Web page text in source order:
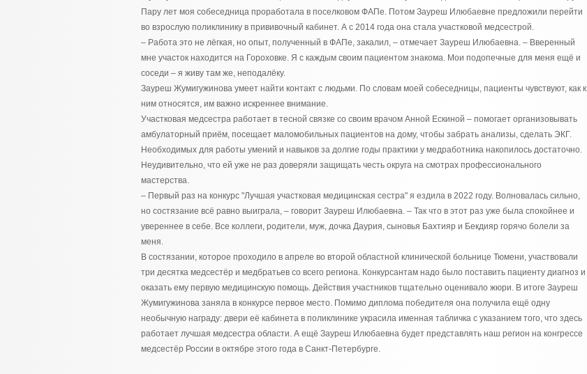
Пару лет моя собеседница проработала в поселковом ФАПе. Потом Зауреш Илюбаевне предложили перейти
во взрослую поликлинику в прививочный кабинет. А с 2014 года она стала участковой медсестрой.
– Работа это не лёгкая, но опыт, полученный в ФАПе, закалил, – отмечает Зауреш Илюбаевна. – Вверенный
мне участок находится на Гороховке. Я с каждым своим пациентом знакома. Мои подопечные для меня ещё и
соседи – я живу там же, неподалёку.
Зауреш Жумигужинова умеет найти контакт с людьми. По словам моей собеседницы, пациенты чувствуют, как к
ним относятся, им важно искреннее внимание.
Участковая медсестра работает в тесной связке со своим врачом Анной Ескиной – помогает организовывать
амбулаторный приём, посещает маломобильных пациентов на дому, чтобы забрать анализы, сделать ЭКГ.
Необходимых для работы умений и навыков за долгие годы практики у медработника накопилось достаточно.
Неудивительно, что ей уже не раз доверяли защищать честь округа на смотрах профессионального
мастерства.
– Первый раз на конкурс "Лучшая участковая медицинская сестра" я ездила в 2022 году. Волновалась сильно,
но состязание всё равно выиграла, – говорит Зауреш Илюбаевна. – Так что в этот раз уже была спокойнее и
увереннее в себе. Все коллеги, родители, муж, дочка Даурия, сыновья Бахтияр и Бекдияр горячо болели за
меня.
В состязании, которое проходило в апреле во второй областной клинической больнице Тюмени, участвовали
три десятка медсестёр и медбратьев со всего региона. Конкурсантам надо было поставить пациенту диагноз и
оказать ему первую медицинскую помощь. Действия участников тщательно оценивало жюри. В итоге Зауреш
Жумигужинова заняла в конкурсе первое место. Помимо диплома победителя она получила ещё одну
необычную награду: двери её кабинета в поликлинике украсила именная табличка с указанием того, что здесь
работает лучшая медсестра области. А ещё Зауреш Илюбаевна будет представлять наш регион на конгрессе
медсестёр России в октябре этого года в Санкт-Петербурге.